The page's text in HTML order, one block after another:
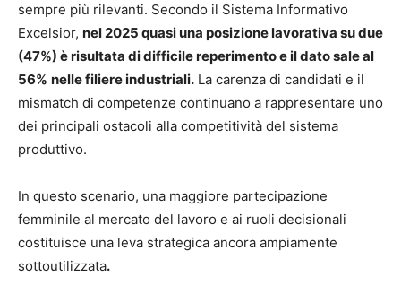
sempre più rilevanti. Secondo il Sistema Informativo
Excelsior, nel 2025 quasi una posizione lavorativa su due
(47%) è risultata di difficile reperimento e il dato sale al
56% nelle filiere industriali. La carenza di candidati e il
mismatch di competenze continuano a rappresentare uno
dei principali ostacoli alla competitività del sistema
produttivo.
In questo scenario, una maggiore partecipazione
femminile al mercato del lavoro e ai ruoli decisionali
costituisce una leva strategica ancora ampiamente
sottoutilizzata.